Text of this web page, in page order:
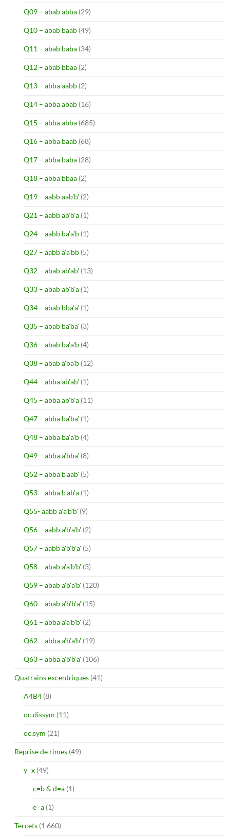
Q09 – abab abba (29)
Q10 – abab baab (49)
Q11 – abab baba (34)
Q12 – abab bbaa (2)
Q13 – abba aabb (2)
Q14 – abba abab (16)
Q15 – abba abba (685)
Q16 – abba baab (68)
Q17 – abba baba (28)
Q18 – abba bbaa (2)
Q19 – aabb aab'b' (2)
Q21 – aabb ab'b'a (1)
Q24 – aabb ba'a'b (1)
Q27 – aabb a'a'bb (5)
Q32 – abab ab'ab' (13)
Q33 – abab ab'b'a (1)
Q34 – abab bba'a' (1)
Q35 – abab ba'ba' (3)
Q36 – abab ba'a'b (4)
Q38 – abab a'ba'b (12)
Q44 – abba ab'ab' (1)
Q45 – abba ab'b'a (11)
Q47 – abba ba'ba' (1)
Q48 – abba ba'a'b (4)
Q49 – abba a'bba' (8)
Q52 – abba b'aab' (5)
Q53 – abba b'ab'a (1)
Q55- aabb a'a'b'b' (9)
Q56 – aabb a'b'a'b' (2)
Q57 – aabb a'b'b'a' (5)
Q58 – abab a'a'b'b' (3)
Q59 – abab a'b'a'b' (120)
Q60 – abab a'b'b'a' (15)
Q61 – abba a'a'b'b' (2)
Q62 – abba a'b'a'b' (19)
Q63 – abba a'b'b'a' (106)
Quatrains excentriques (41)
A4B4 (8)
oc.dissym (11)
oc.sym (21)
Reprise de rimes (49)
y=x (49)
c=b & d=a (1)
e=a (1)
Tercets (1 660)